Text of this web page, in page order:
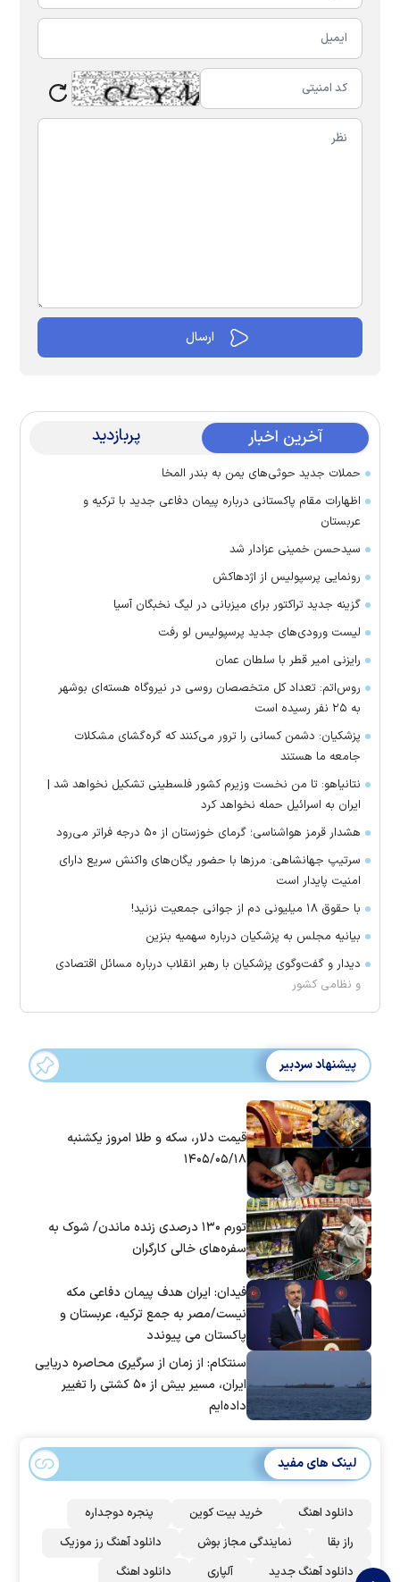
آخرین اخبار پربازدید
حملات جدید حوثی‌های یمن به بندر المخا
اظهارات مقام پاکستانی درباره پیمان دفاعی جدید با ترکیه و
عربستان
سیدحسن خمینی عزادار شد
رونمایی پرسپولیس از اژدهاکش
گزینه جدید تراکتور برای میزبانی در لیگ نخبگان آسیا
لیست ورودی‌های جدید پرسپولیس لو رفت
رایزنی امیر قطر با سلطان عمان
روس‌اتم: تعداد کل متخصصان روسی در نیروگاه هسته‌ای بوشهر
به ۲۵ نفر رسیده است
پزشکیان: دشمن کسانی را ترور می‌کنند که گره‌گشای مشکلات
جامعه ما هستند
نتانیاهو: تا من نخست وزیرم کشور فلسطینی تشکیل نخواهد شد |
ایران به اسرائیل حمله نخواهد کرد
هشدار قرمز هواشناسی؛ گرمای خوزستان از ۵۰ درجه فراتر می‌رود
سرتیپ جهانشاهی: مرز‌ها با حضور یگان‌های واکنش سریع دارای
امنیت پایدار است
با حقوق ۱۸ میلیونی دم از جوانی جمعیت نزنید!
بیانیه مجلس به پزشکیان درباره سهمیه بنزین
دیدار و گفت‌وگوی پزشکیان با رهبر انقلاب درباره مسائل اقتصادی
و نظامی کشور
پیشنهاد سردبیر
قیمت دلار، سکه و طلا امروز یکشنبه
۱۴۰۵/۰۵/۱۸
تورم ۱۳۰ درصدی زنده ماندن/ شوک به
سفره‌های خالی کارگران
فیدان: ایران هدف پیمان دفاعی مکه
نیست/مصر به جمع ترکیه، عربستان و
پاکستان می پیوندد
سنتکام: از زمان از سرگیری محاصره دریایی
ایران، مسیر بیش از ۵۰ کشتی را تغییر
داده‌ایم
لینک های مفید
دانلود اهنگ خرید بیت کوین
پنجره دوجداره
راز بقا
نمایندگی مجاز بوش
دانلود آهنگ رز‌ موزیک
دانلود آهنگ جدید
آلپاری دانلود اهنگ